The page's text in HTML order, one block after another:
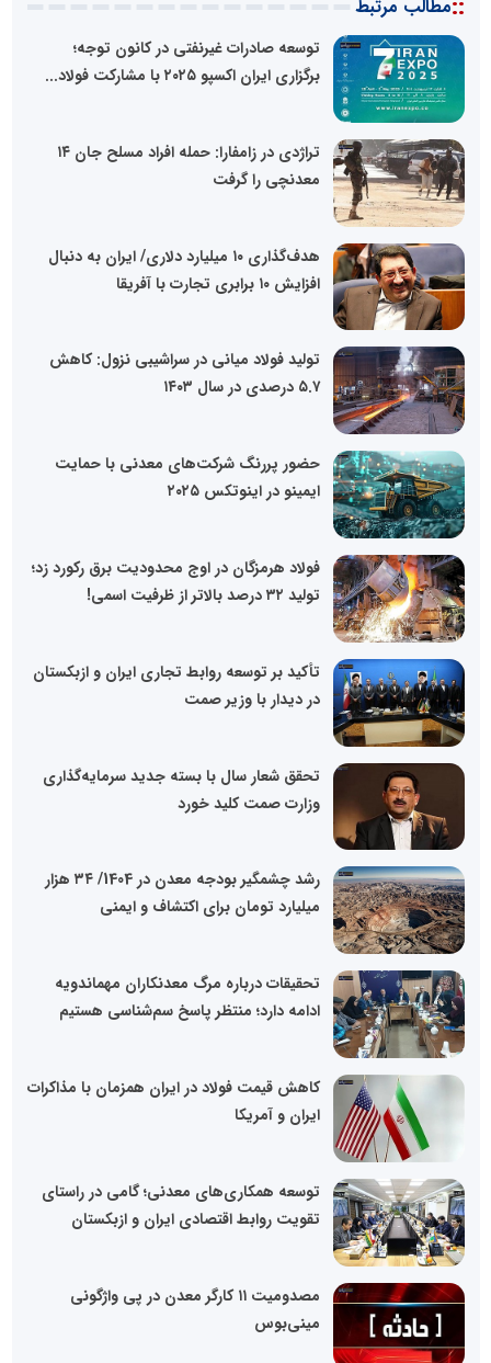
::مطالب مرتبط
توسعه صادرات غیرنفتی در کانون توجه؛
برگزاری ایران اکسپو ۲۰۲۵ با مشارکت فولاد...
تراژدی در زامفارا: حمله افراد مسلح جان ۱۴
معدنچی را گرفت
هدف‌گذاری ۱۰ میلیارد دلاری/ ایران به دنبال
افزایش ۱۰ برابری تجارت با آفریقا
تولید فولاد میانی در سراشیبی نزول: کاهش
۵.۷ درصدی در سال ۱۴۰۳
حضور پررنگ شرکت‌های معدنی با حمایت
ایمینو در اینوتکس ۲۰۲۵
فولاد هرمزگان در اوج محدودیت برق رکورد زد؛
تولید ۳۲ درصد بالاتر از ظرفیت اسمی!
تأکید بر توسعه روابط تجاری ایران و ازبکستان
در دیدار با وزیر صمت
تحقق شعار سال با بسته جدید سرمایه‌گذاری
وزارت صمت کلید خورد
رشد چشمگیر بودجه معدن در 1404/ ۳۴ هزار
میلیارد تومان برای اکتشاف و ایمنی
تحقیقات درباره مرگ معدنکاران مهماندویه
ادامه دارد؛ منتظر پاسخ سم‌شناسی هستیم
کاهش قیمت فولاد در ایران همزمان با مذاکرات
ایران و آمریکا
توسعه همکاری‌های معدنی؛ گامی در راستای
تقویت روابط اقتصادی ایران و ازبکستان
مصدومیت ۱۱ کارگر معدن در پی واژگونی
مینی‌بوس